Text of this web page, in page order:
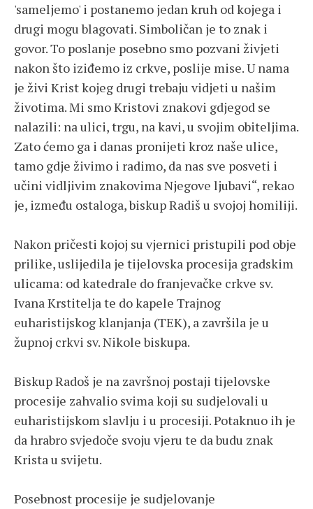
'sameljemo' i postanemo jedan kruh od kojega i
drugi mogu blagovati. Simboličan je to znak i
govor. To poslanje posebno smo pozvani živjeti
nakon što iziđemo iz crkve, poslije mise. U nama
je živi Krist kojeg drugi trebaju vidjeti u našim
životima. Mi smo Kristovi znakovi gdjegod se
nalazili: na ulici, trgu, na kavi, u svojim obiteljima.
Zato ćemo ga i danas pronijeti kroz naše ulice,
tamo gdje živimo i radimo, da nas sve posveti i
učini vidljivim znakovima Njegove ljubavi“, rekao
je, između ostaloga, biskup Radiš u svojoj homiliji.
Nakon pričesti kojoj su vjernici pristupili pod obje
prilike, uslijedila je tijelovska procesija gradskim
ulicama: od katedrale do franjevačke crkve sv.
Ivana Krstitelja te do kapele Trajnog
euharistijskog klanjanja (TEK), a završila je u
župnoj crkvi sv. Nikole biskupa.
Biskup Radoš je na završnoj postaji tijelovske
procesije zahvalio svima koji su sudjelovali u
euharistijskom slavlju i u procesiji. Potaknuo ih je
da hrabro svjedoče svoju vjeru te da budu znak
Krista u svijetu.
Posebnost procesije je sudjelovanje